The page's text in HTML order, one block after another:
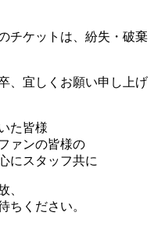
チケットは、紛失・破棄
、宜しくお願い申し上げ
た皆様
ァンの皆様の
にスタッフ共に
、
ちください。